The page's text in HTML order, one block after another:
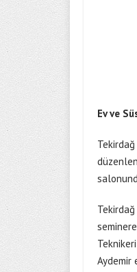
Ev ve
Aydemir